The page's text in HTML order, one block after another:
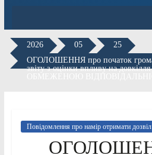
2026 05
25
ОГОЛОШЕННЯ про початок
звіту з оцінки впливу на
Повідомлення про намір отримати